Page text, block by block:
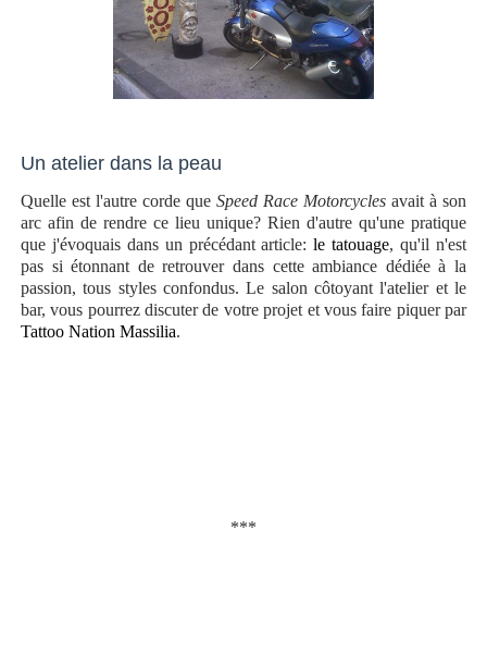
Un atelier dans la peau
Quelle est l'autre corde que Speed Race Motorcycles avait à son
arc afin de rendre ce lieu unique? Rien d'autre qu'une pratique
que j'évoquais dans un précédant article:le tatouage, qu'il n'est
pas si étonnant de retrouver dans cette ambiance dédiée à la
passion, tous styles confondus. Le salon côtoyant l'atelier et le
bar, vous pourrez discuter de votre projet et vous faire piquer par
Tattoo Nation Massilia.
***